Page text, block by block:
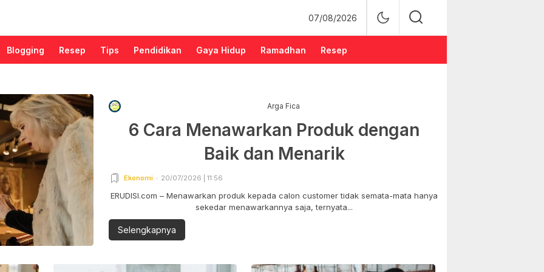
07/08/2026
Blogging Resep Tips Pendidikan Gaya Hidup Ramadhan Resep
Arga Fica
6 Cara Menawarkan Produk dengan
Baik dan Menarik
Ekonomi 20/07/2026 | 11:56
ERUDISI.com – Menawarkan produk kepada calon customer tidak semata-mata hanya
sekedar menawarkannya saja, ternyata...
Selengkapnya